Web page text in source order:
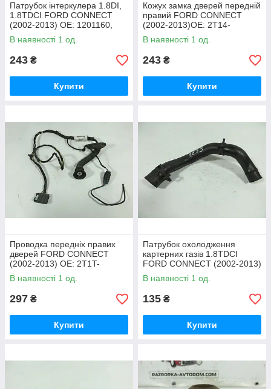
Патрубок інтеркулера 1.8DI,
1.8TDCI FORD CONNECT
(2002-2013) ОЕ: 1201160,
2T1Q6F074AC
В наявності 1 од.
243 ₴
Купити
Кожух замка дверей передній
правий FORD CONNECT
(2002-2013)ОЕ: 2T14-
V218B14-DB,
2T14V218B14DB, 1361294,
В наявності 1 од.
243 ₴
Купити
Проводка передніх правих
дверей FORD CONNECT
(2002-2013) ОЕ: 2T1T-
14K138-FF, 2T1T14K138FF
В наявності 1 од.
297 ₴
Купити
Патрубок охолодження
картерних газів 1.8TDCI
FORD CONNECT (2002-2013)
ОЕ: YS6Q-6A804-AB,
YS6Q6A804AB, C72GA
В наявності 1 од.
135 ₴
Купити